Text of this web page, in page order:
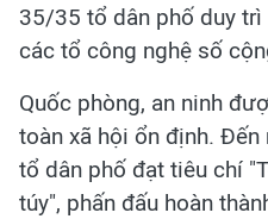
35/35 tổ dân phố duy
các tổ công nghệ số
Quốc phòng, an ninh
toàn xã hội ổn định.
tổ dân phố đạt tiêu chí
túy", phấn đấu hoàn